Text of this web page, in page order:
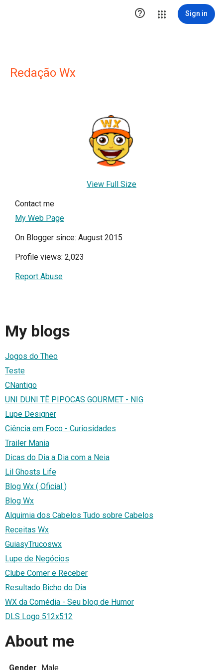
 Sign in
Redação Wx
View Full Size
Contact me
My Web Page
On Blogger since: August 2015
Profile views: 2,023
Report Abuse
My blogs
Jogos do Theo
Teste
CNantigo
UNI DUNI TÊ PIPOCAS GOURMET - NIG
Lupe Designer
Ciência em Foco - Curiosidades
Trailer Mania
Dicas do Dia a Dia com a Neia
Lil Ghosts Life
Blog Wx ( Oficial )
Blog Wx
Alquimia dos Cabelos Tudo sobre Cabelos
Receitas Wx
GuiasyTrucoswx
Lupe de Negócios
Clube Comer e Receber
Resultado Bicho do Dia
WX da Comédia - Seu blog de Humor
DLS Logo 512x512
About me
Gender Male